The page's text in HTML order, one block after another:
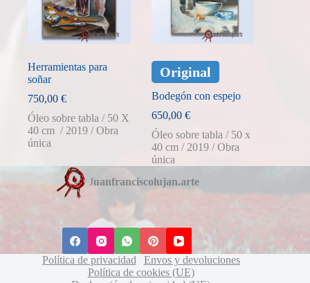
Herramientas para
soñar
750,00 €
Óleo sobre tabla / 50 X
40 cm / 2019 / Obra
única
Original
Bodegón con espejo
650,00 €
Óleo sobre tabla / 50 x
40 cm / 2019 / Obra
única
Juanfranciscolujan.arte
Política de privacidad
Envos y devoluciones
Política de cookies (UE)